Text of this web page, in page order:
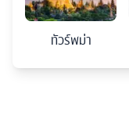
ทัวร์พม่า